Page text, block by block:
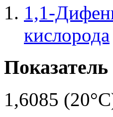
1,1-
кислорода
1,6085